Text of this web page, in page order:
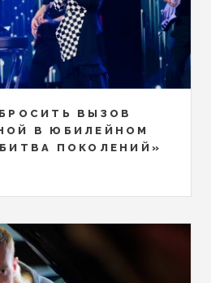
ВЫЗОВ
В ЮБИЛЕЙНОМ
ПОКОЛЕНИЙ»